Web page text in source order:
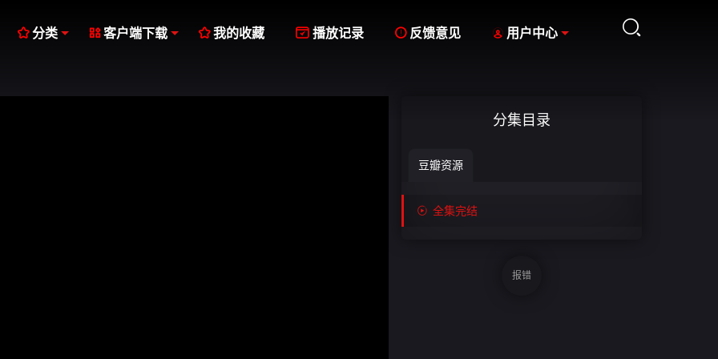

分类 客户端下载 我的收藏  播放记录  反馈意见  用户中心
分集目录
豆瓣资源
 全集完结
报错